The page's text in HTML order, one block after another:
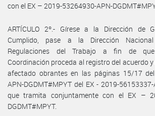
con el EX – 2019-53264930-APN-
ARTÍCULO 2º.- Gírese a la Dirección de
Cumplido, pase a la Dirección
Regulaciones del Trabajo a fin de
Coordinación proceda al registro del acuerdo
afectado obrantes en las páginas 15/17 del
APN-DGDMT#MPYT del EX - 2019-56153337-
que tramita conjuntamente con el EX –
DGDMT#MPYT.